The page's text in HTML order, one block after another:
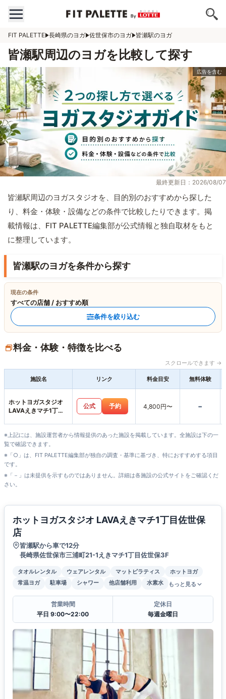
FIT PALETTE 長崎県のヨガ 佐世保市のヨガ 皆瀬駅のヨガ
皆瀬駅周辺のヨガを比較して探す
最終更新日：2026/08/07
皆瀬駅周辺のヨガスタジオを、目的別のおすすめから探した
り、料金・体験・設備などの条件で比較したりできます。掲
載情報は、FIT PALETTE編集部が公式情報と独自取材をもと
に整理しています。
皆瀬駅のヨガを条件から探す
現在の条件
すべての店舗 / おすすめ順
条件を絞り込む
料金・体験・特徴を比べる
スクロールできます →
施設名 リンク 料金目安 無料体験
ホットヨガスタジオ
LAVAえきマチ1丁目
公式 予約 4,800円〜 -
※上記には、施設運営者から情報提供のあった施設を掲載しています。全施設は下の一
覧で確認できます。
※「○」は、FIT PALETTE編集部が独自の調査・基準に基づき、特におすすめする項目
です。
※「－」は未提供を示すものではありません。詳細は各施設の公式サイトをご確認くだ
さい。
ホットヨガスタジオ LAVAえきマチ1丁目佐世保
店
皆瀬駅から車で12分
長崎県佐世保市三浦町21-1えきマチ1丁目佐世保3F
タオルレンタル ウェアレンタル マットピラティス
ホットヨガ
常温ヨガ
駐車場 シャワー 他店舗利用 水素水 もっと見る
営業時間
平日 9:00〜22:00
定休日
毎週金曜日